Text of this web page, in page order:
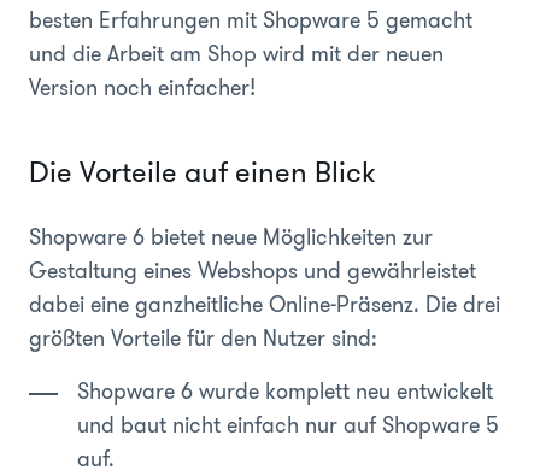
besten Erfahrungen mit Shopware 5 gemacht
und die Arbeit am Shop wird mit der neuen
Version noch einfacher!
Die Vorteile auf einen Blick
Shopware 6 bietet neue Möglichkeiten zur
Gestaltung eines Webshops und gewährleistet
dabei eine ganzheitliche Online-Präsenz. Die drei
größten Vorteile für den Nutzer sind:
Shopware 6 wurde komplett neu entwickelt
und baut nicht einfach nur auf Shopware 5
auf.